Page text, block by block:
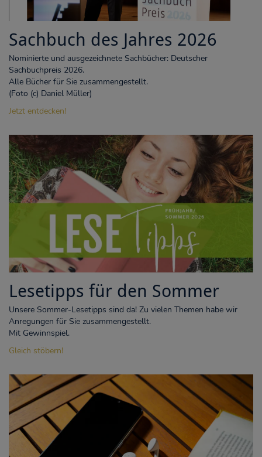
Sachbuch des Jahres 2026
Nominierte und ausgezeichnete Sachbücher: Deutscher
Sachbuchpreis 2026.
Alle Bücher für Sie zusammengestellt.
(Foto (c) Daniel Müller)
Jetzt entdecken!
Lesetipps für den Sommer
Unsere Sommer-Lesetipps sind da! Zu vielen Themen habe wir
Anregungen für Sie zusammengestellt.
Mit Gewinnspiel.
Gleich stöbern!